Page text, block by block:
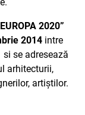
2020”
2014 intre
si se adresează
arhitecturii,
artiștilor.